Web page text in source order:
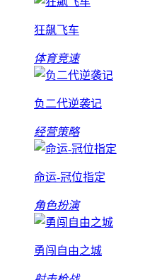
狂飙飞车
体育竞速
负二代逆袭记
经营策略
命运-冠位指定
角色扮演
勇闯自由之城